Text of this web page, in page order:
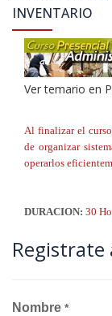
INVENTARIO
Ver temario en
Al finalizar el
de organizar
operarlos
DURACION: 30
Registrate
Nombre *